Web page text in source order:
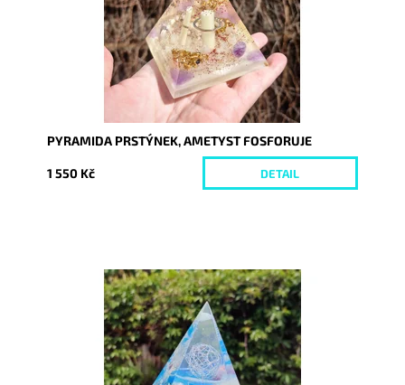
PYRAMIDA PRSTÝNEK, AMETYST FOSFORUJE
1 550 Kč DETAIL
Dostupnost:
Skladem
8664